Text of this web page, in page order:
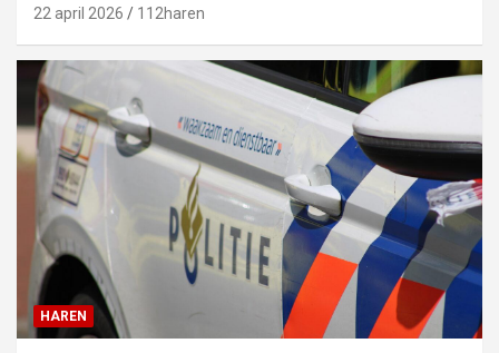
22 april 2026 112haren
HAREN